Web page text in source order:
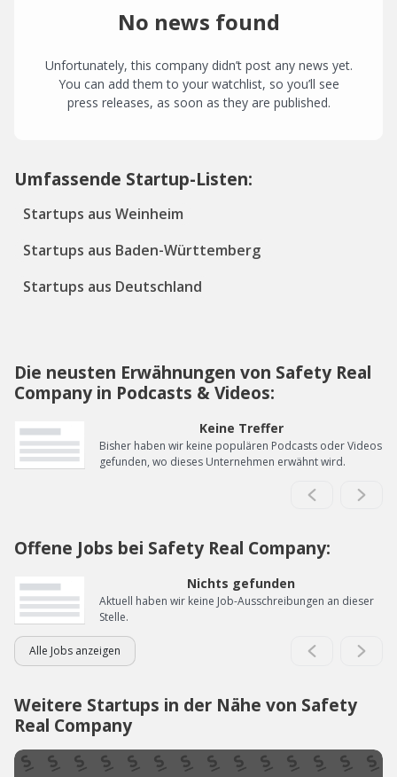
No news found
Unfortunately, this company didn’t post any news yet.
You can add them to your watchlist, so you’ll see
press releases, as soon as they are published.
Umfassende Startup-Listen:
Startups aus Weinheim
Startups aus Baden-Württemberg
Startups aus Deutschland
Die neusten Erwähnungen von Safety Real
Company in Podcasts & Videos:
Keine Treffer
Bisher haben wir keine populären Podcasts oder Videos
gefunden, wo dieses Unternehmen erwähnt wird.
Offene Jobs bei Safety Real Company:
Nichts gefunden
Aktuell haben wir keine Job-Ausschreibungen an dieser
Stelle.
Alle Jobs anzeigen
Weitere Startups in der Nähe von Safety
Real Company